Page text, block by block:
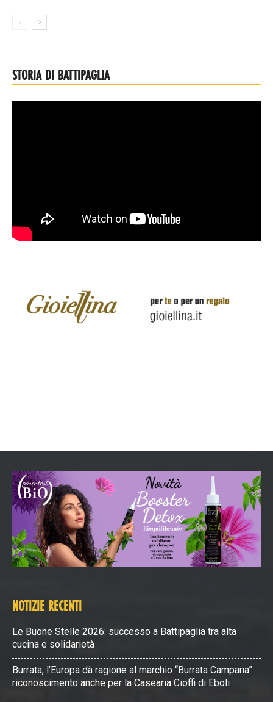
STORIA DI BATTIPAGLIA
NOTIZIE RECENTI
Le Buone Stelle 2026: successo a Battipaglia tra alta
cucina e solidarietà
Burrata, l’Europa dà ragione al marchio “Burrata Campana”:
riconoscimento anche per la Casearia Cioffi di Eboli